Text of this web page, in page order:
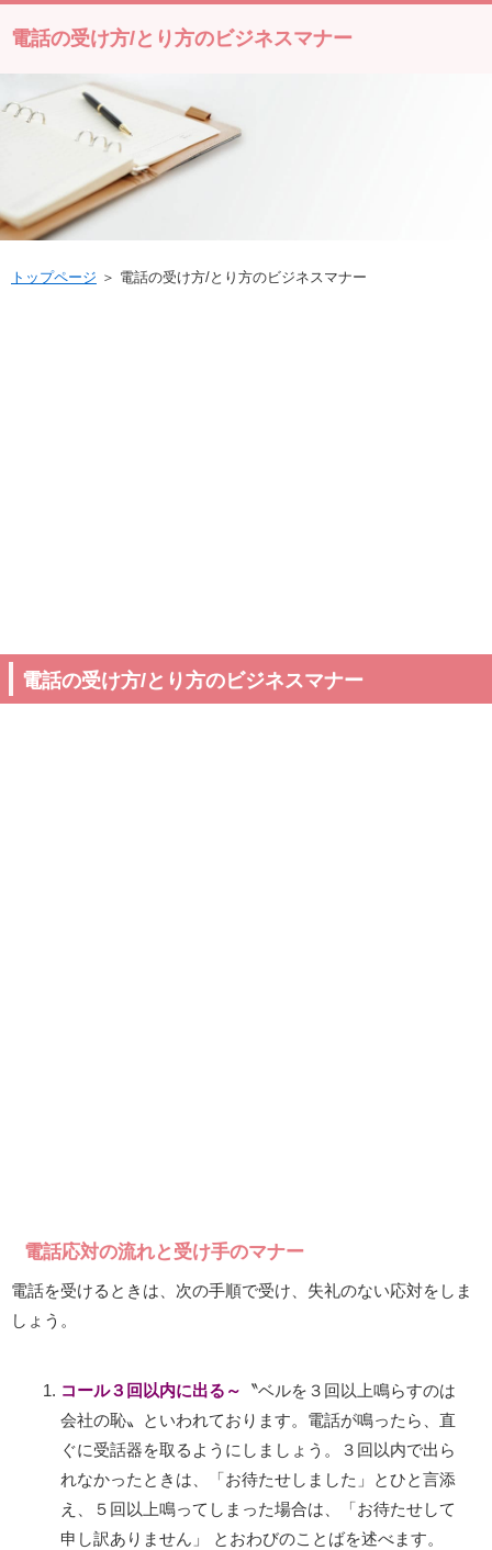
電話の受け方/とり方のビジネスマナー
トップページ ＞ 電話の受け方/とり方のビジネスマナー
電話の受け方/とり方のビジネスマナー
電話応対の流れと受け手のマナー
電話を受けるときは、次の手順で受け、失礼のない応対をしま
しょう。
コール３回以内に出る～
〝ベルを３回以上鳴らすのは
会社の恥〟といわれております。電話が鳴ったら、直
ぐに受話器を取るようにしましょう。３回以内で出ら
れなかったときは、「お待たせしました」とひと言添
え、５回以上鳴ってしまった場合は、「お待たせして
申し訳ありません」 とおわびのことばを述べます。